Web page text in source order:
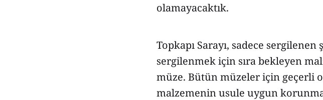
olamayacaktık.
Topkapı Sarayı, sadece sergilenen
sergilenmek için sıra bekleyen
müze. Bütün müzeler için geçerli
malzemenin usule uygun